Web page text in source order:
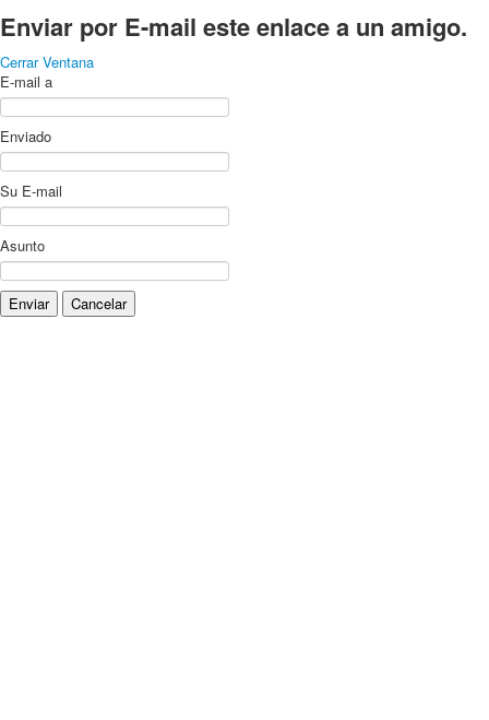
Enviar por E-mail este enlace a un amigo.
Cerrar Ventana
E-mail a
Enviado
Su E-mail
Asunto
Enviar Cancelar